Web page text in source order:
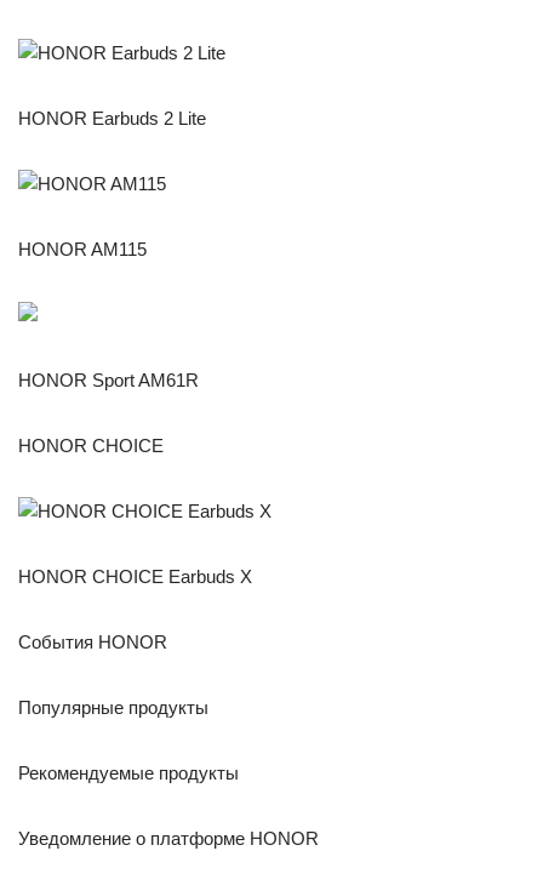
HONOR Earbuds 2 Lite
HONOR AM115
HONOR Sport AM61R
HONOR CHOICE
HONOR CHOICE Earbuds X
События HONOR
Популярные продукты
Рекомендуемые продукты
Уведомление о платформе HONOR